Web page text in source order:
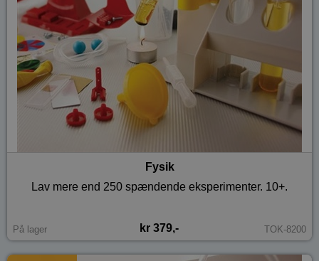
Fysik
Lav mere end 250 spændende eksperimenter. 10+.
På lager kr 379,- TOK-8200